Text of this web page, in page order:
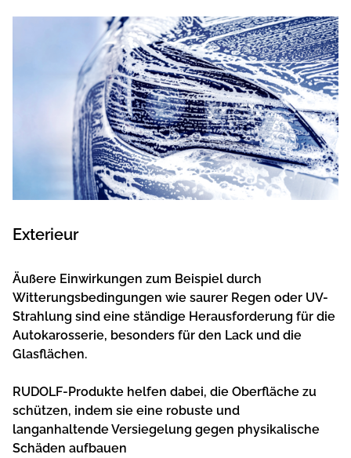
Exterieur
Äußere Einwirkungen zum Beispiel durch
Witterungsbedingungen wie saurer Regen oder UV-
Strahlung sind eine ständige Herausforderung für die
Autokarosserie, besonders für den Lack und die
Glasflächen.
RUDOLF-Produkte helfen dabei, die Oberfläche zu
schützen, indem sie eine robuste und
langanhaltende Versiegelung gegen physikalische
Schäden aufbauen